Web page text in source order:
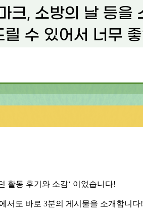
활동 후기와 소감‘ 이었습니다!
서도 바로 3분의 게시물을 소개합니다!